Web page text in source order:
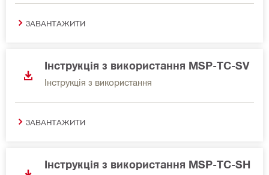
ЗАВАНТАЖИТИ
Інструкція з використання MSP-TC-SV
Інструкція з використання
ЗАВАНТАЖИТИ
Інструкція з використання MSP-TC-SH